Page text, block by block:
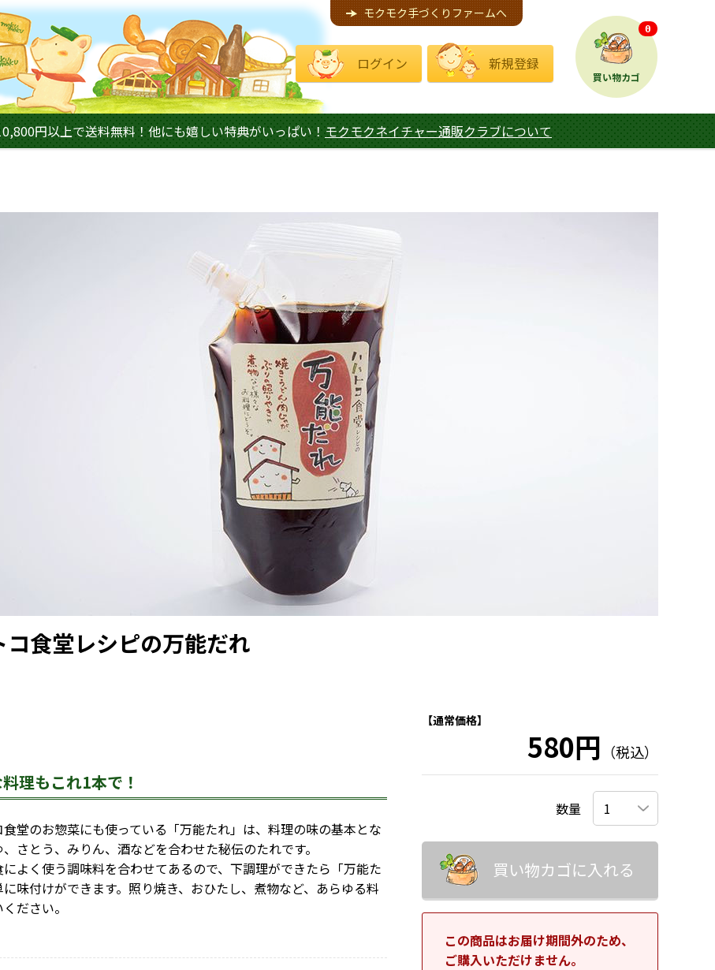
モクモク手づくりファームへ
ログイン 新規登録
買い物カゴ
0
円以上で送料無料！他にも嬉しい特典がいっぱい！ モクモクネイチャー通販クラブについて
コ食堂レシピの万能だれ
理もこれ1本で！
堂のお惣菜にも使っている「万能たれ」は、料理の味の基本とな
さとう、みりん、酒などを合わせた秘伝のたれです。
よく使う調味料を合わせてあるので、下調理ができたら「万能た
味付けができます。照り焼き、おひたし、煮物など、あらゆる料
ださい。
【通常価格】
580円 （税込）
数量
買い物カゴに入れる
この商品はお届け期間外のため、
ご購入いただけません。